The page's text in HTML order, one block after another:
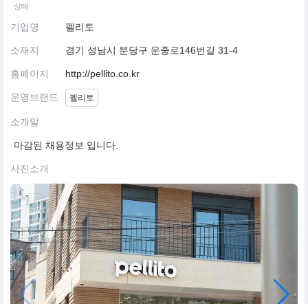
상태
기업명 펠리토
소재지 경기 성남시 분당구 운중로146번길 31-4
홈페이지 http://pellito.co.kr
운영브랜드 펠리토
소개말
마감된 채용정보 입니다.
사진소개